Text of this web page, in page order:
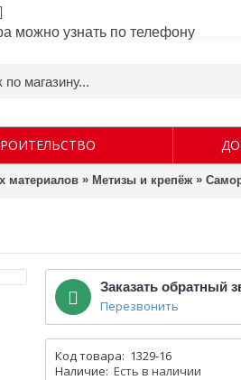
можно узнать по телефону
материалов » Метизы и крепёж »
Заказать обратный
Перезвонить
Код товара: 1329-16
Наличие: Есть в наличии